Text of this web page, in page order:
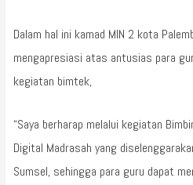
Dalam hal ini kamad MIN 2 kota
mengapresiasi atas antusias para
kegiatan bimtek,
“Saya berharap melalui kegiatan
Digital Madrasah yang
Sumsel, sehingga para guru dapat